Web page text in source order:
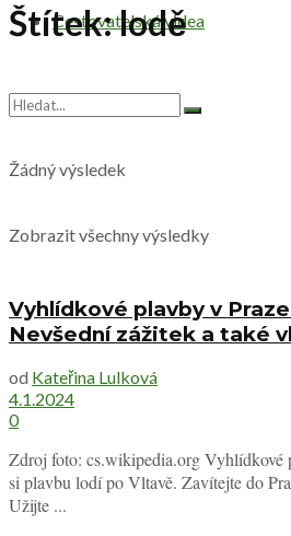
Cestovatelská videa
Žádný výsledek
Zobrazit všechny výsledky
Štítek:lodě
Vyhlídkové plavby v
Nevšední zážitek a také
od Kateřina Lulková
4.1.2024
0
Zdroj foto: cs.wikipedia.org Vyhlídkové
si plavbu lodí po Vltavě. Zavítejte do
Užijte ...